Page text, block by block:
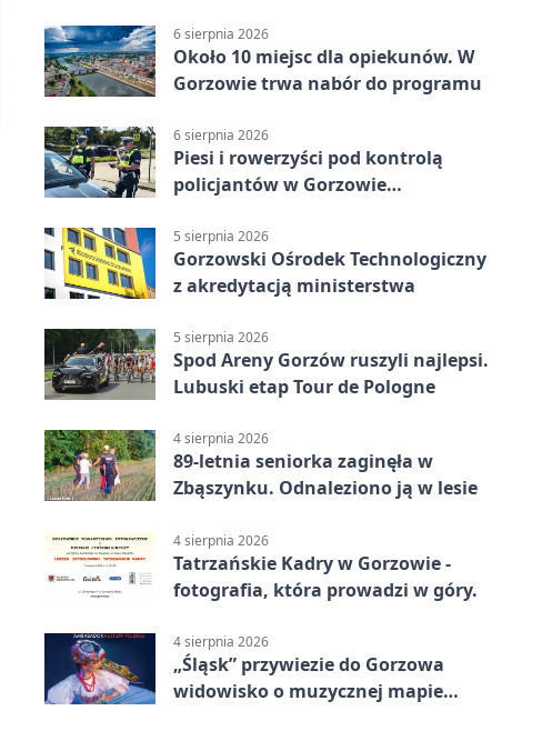
6 sierpnia 2026
Około 10 miejsc dla opiekunów. W
Gorzowie trwa nabór do programu
6 sierpnia 2026
Piesi i rowerzyści pod kontrolą
policjantów w Gorzowie
5 sierpnia 2026
Gorzowski Ośrodek Technologiczny
z akredytacją ministerstwa
5 sierpnia 2026
Spod Areny Gorzów ruszyli najlepsi.
Lubuski etap Tour de Pologne
4 sierpnia 2026
89-letnia seniorka zaginęła w
Zbąszynku. Odnaleziono ją w lesie
4 sierpnia 2026
Tatrzańskie Kadry w Gorzowie -
fotografia, która prowadzi w góry.
4 sierpnia 2026
„Śląsk” przywiezie do Gorzowa
widowisko o muzycznej mapie